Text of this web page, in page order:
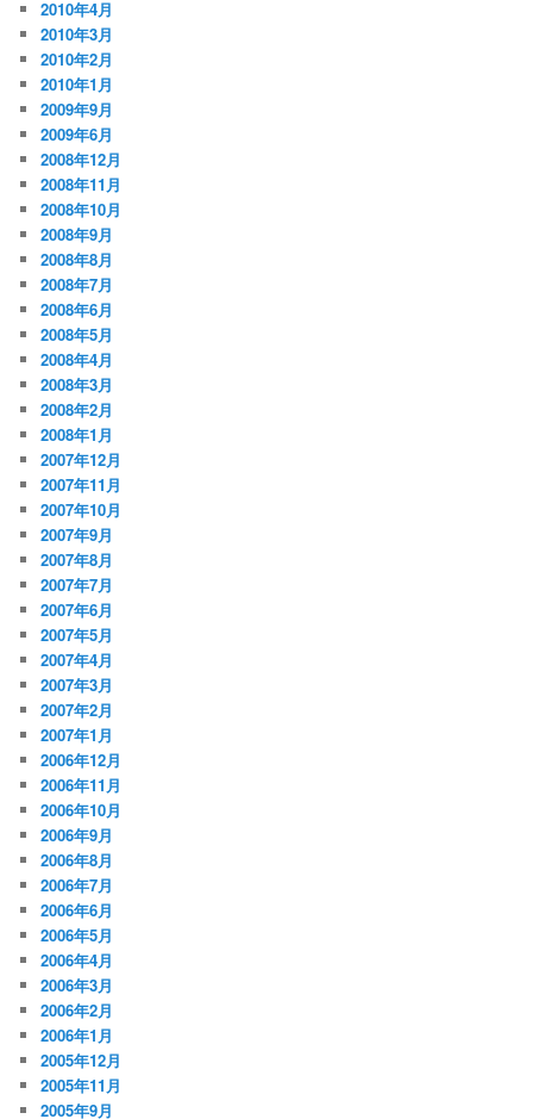
2010年4月
2010年3月
2010年2月
2010年1月
2009年9月
2009年6月
2008年12月
2008年11月
2008年10月
2008年9月
2008年8月
2008年7月
2008年6月
2008年5月
2008年4月
2008年3月
2008年2月
2008年1月
2007年12月
2007年11月
2007年10月
2007年9月
2007年8月
2007年7月
2007年6月
2007年5月
2007年4月
2007年3月
2007年2月
2007年1月
2006年12月
2006年11月
2006年10月
2006年9月
2006年8月
2006年7月
2006年6月
2006年5月
2006年4月
2006年3月
2006年2月
2006年1月
2005年12月
2005年11月
2005年9月